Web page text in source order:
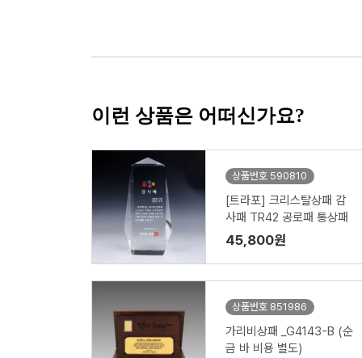
이런 상품은 어떠신가요?
상품번호 590810
[트라포] 크리스탈상패 감
사패 TR42 공로패 통상패
45,800원
상품번호 851986
가리비상패 _G4143-B (순
금 바 비용 별도)